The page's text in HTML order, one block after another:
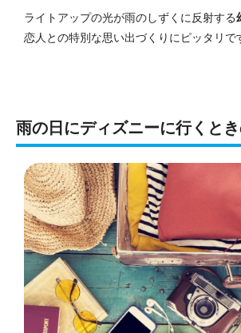
ライトアップの光が雨のしずくに反射する
恋人との特別な思い出づくりにピッタリで
雨の日にディズニーに行くと